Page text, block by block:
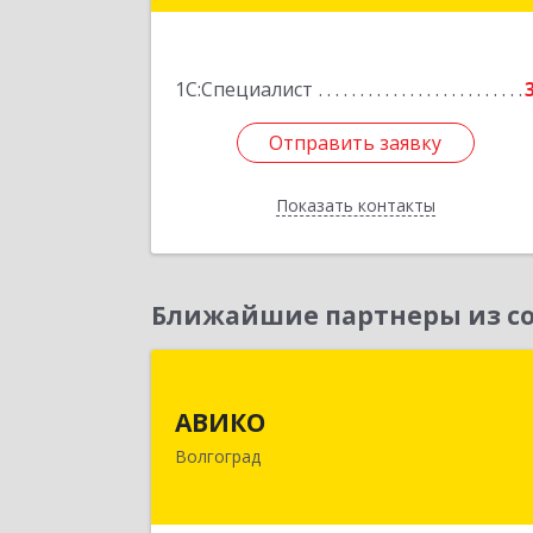
1С:Специалист
Отправить заявку
Показать контакты
Отправить заявку
Назад
Ближайшие партнеры из
АВИКО
Волгоград